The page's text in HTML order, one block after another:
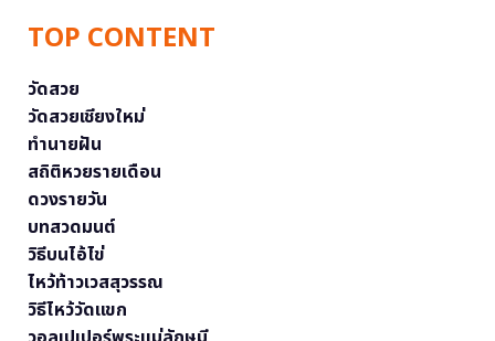
TOP CONTENT
วัดสวย
วัดสวยเชียงใหม่
ทำนายฝัน
สถิติหวยรายเดือน
ดวงรายวัน
บทสวดมนต์
วิธีบนไอ้ไข่
ไหว้ท้าวเวสสุวรรณ
วิธีไหว้วัดแขก